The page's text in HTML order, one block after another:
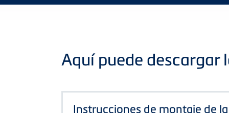
Aquí puede descargar
Instrucciones de montaje de